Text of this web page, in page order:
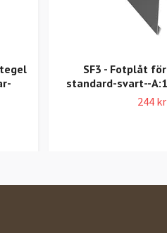
SF3 - Fotplåt
standard-svart--
244 kr